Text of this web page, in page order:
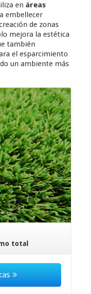
en áreas
embellecer
de zonas
mejora la estética
también
el esparcimiento
un ambiente más
total